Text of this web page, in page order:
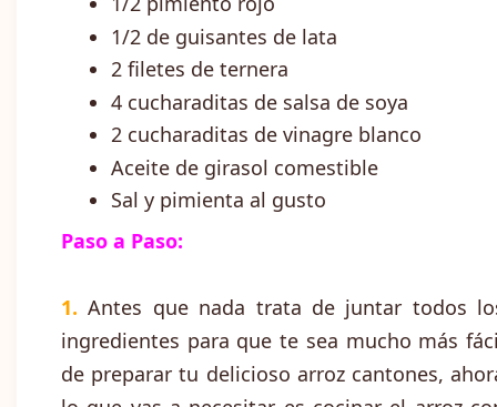
1/2 de guisantes de lata
2 filetes de ternera
4 cucharaditas de salsa de soya
2 cucharaditas de vinagre blanco
Aceite de girasol comestible
Sal y pimienta al gusto
Paso a Paso:
1.Antes que nada trata de juntar todos
ingredientes para que te sea mucho más
de preparar tu delicioso arroz cantones,